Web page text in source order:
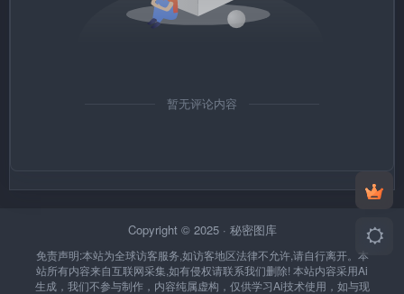
暂无评论内容
Copyright © 2025 · 秘密图库
免责声明:本站为全球访客服务,如访客地区法律不允许,请自行离开。本
站所有内容来自互联网采集,如有侵权请联系我们删除! 本站内容采用Ai
生成，我们不参与制作，内容纯属虚构，仅供学习Ai技术使用，如与现